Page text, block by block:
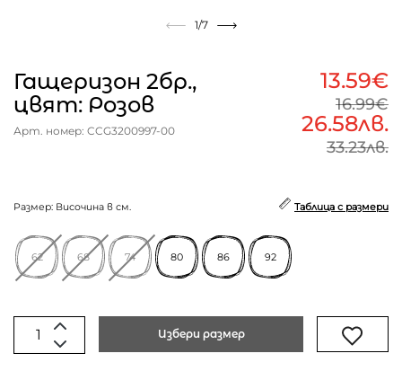
1/7
Гащеризон 2бр.,
цвят: Розов
Арт. номер: CCG3200997-00
13.59€
16.99€
26.58лв.
33.23лв.
Размер: Височина в см. Таблица с размери
62 68 74 80 86 92
Избери размер